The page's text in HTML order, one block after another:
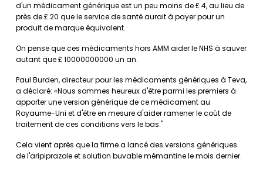
d'un médicament générique est un peu moins de £ 4, au lieu de
près de £ 20 que le service de santé aurait à payer pour un
produit de marque équivalent.
On pense que ces médicaments hors AMM aider le NHS à sauver
autant que £ 10000000000 un an.
Paul Burden, directeur pour les médicaments génériques à Teva,
a déclaré: «Nous sommes heureux d'être parmi les premiers à
apporter une version générique de ce médicament au
Royaume-Uni et d'être en mesure d'aider ramener le coût de
traitement de ces conditions vers le bas."
Cela vient après que la firme a lancé des versions génériques
de l'aripiprazole et solution buvable mémantine le mois dernier.